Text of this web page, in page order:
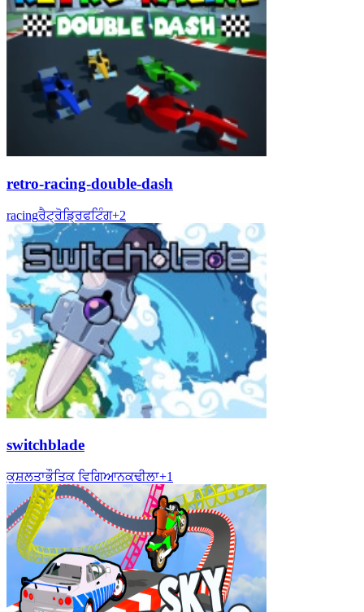
retro-racing-double-dash
racingਰੈਟ੍ਰੋਡ੍ਰਿਫਟਿੰਗ+2
switchblade
ਕੁਸ਼ਲਤਾਭੌਤਿਕ ਵਿਗਿਆਨਕਢੀਲਾ+1